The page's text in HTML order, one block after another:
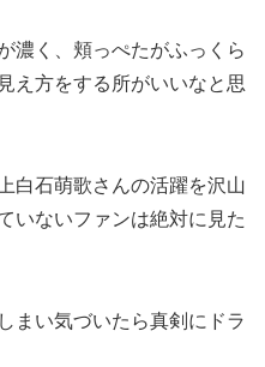
濃く、頬っぺたがふっくら
え方をする所がいいなと思
白石萌歌さんの活躍を沢山
いないファンは絶対に見た
まい気づいたら真剣にドラ